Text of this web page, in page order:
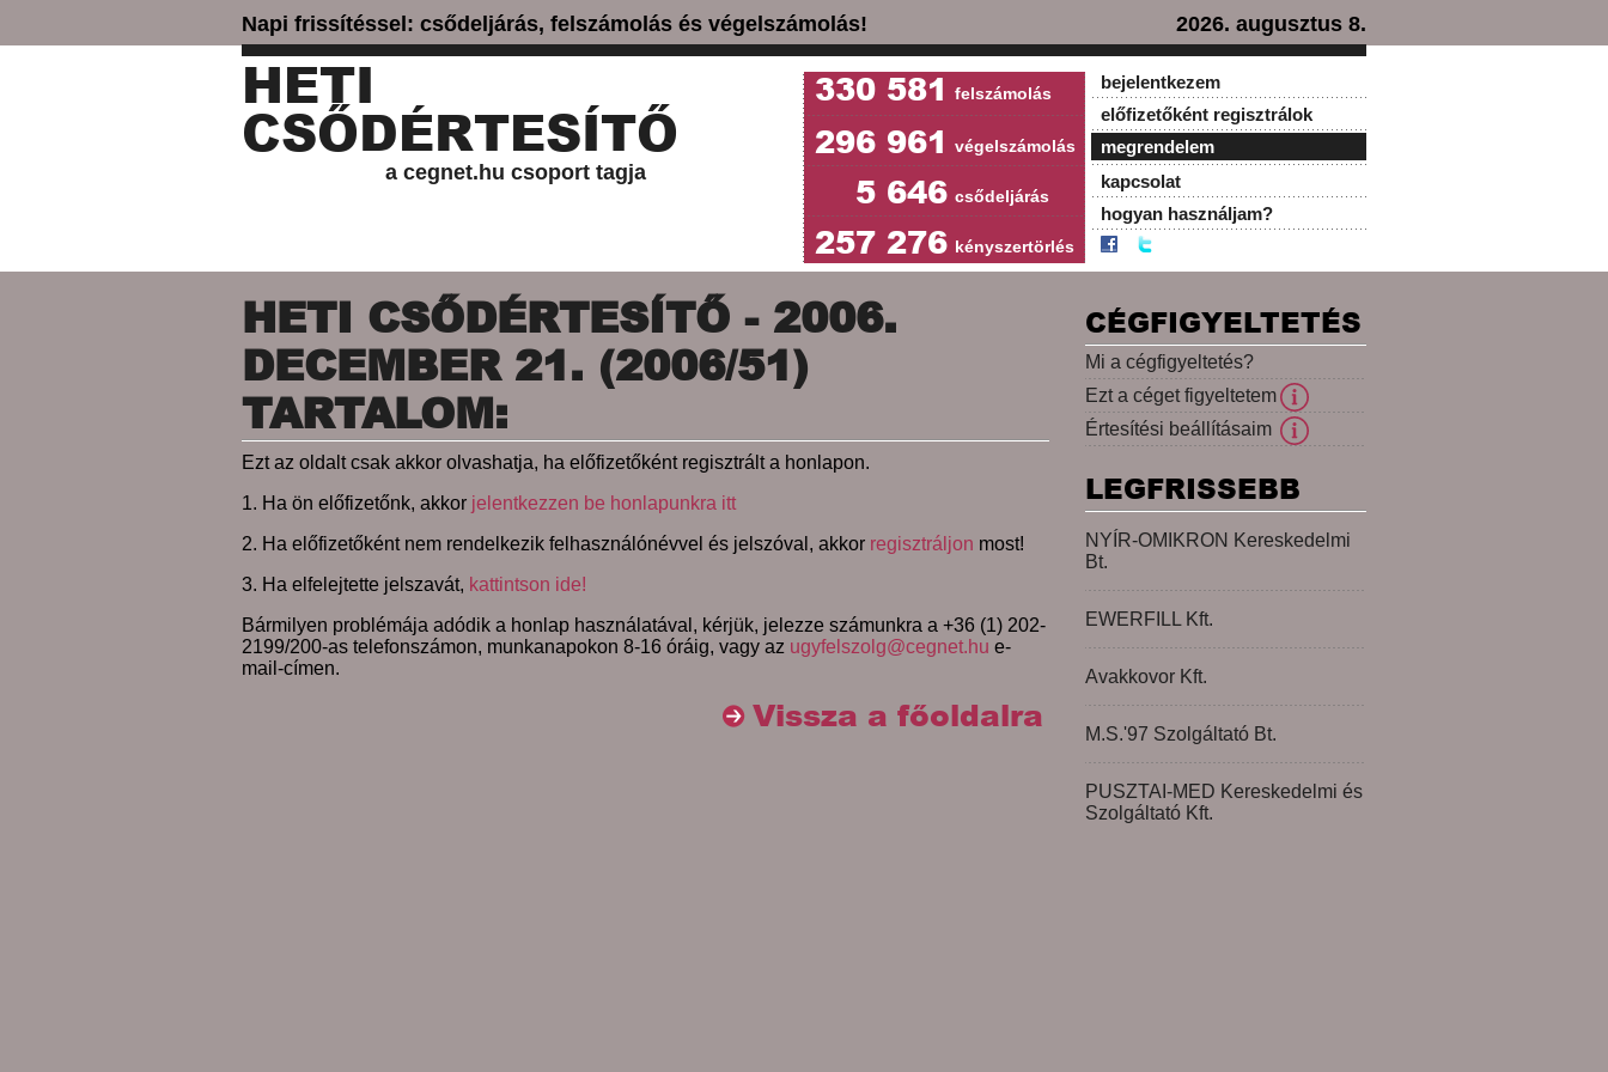
Napi frissítéssel: csődeljárás, felszámolás és végelszámolás! 2026. augusztus 8.
HETI
CSŐDÉRTESÍTŐ
a cegnet.hu csoport tagja
330 581 felszámolás
296 961 végelszámolás
5 646 csődeljárás
257 276 kényszertörlés
bejelentkezem
előfizetőként regisztrálok
megrendelem
kapcsolat
hogyan használjam?
HETI CSŐDÉRTESÍTŐ - 2006.
DECEMBER 21. (2006/51)
TARTALOM:
Ezt az oldalt csak akkor olvashatja, ha előfizetőként regisztrált a honlapon.
1. Ha ön előfizetőnk, akkor jelentkezzen be honlapunkra itt
2. Ha előfizetőként nem rendelkezik felhasználónévvel és jelszóval, akkor regisztráljon most!
3. Ha elfelejtette jelszavát, kattintson ide!
Bármilyen problémája adódik a honlap használatával, kérjük, jelezze számunkra a +36 (1) 202-
2199/200-as telefonszámon, munkanapokon 8-16 óráig, vagy az ugyfelszolg@cegnet.hu e-
mail-címen.
Vissza a főoldalra
CÉGFIGYELTETÉS
Mi a cégfigyeltetés?
Ezt a céget figyeltetem
Értesítési beállításaim
LEGFRISSEBB
NYÍR-OMIKRON Kereskedelmi
Bt.
EWERFILL Kft.
Avakkovor Kft.
M.S.'97 Szolgáltató Bt.
PUSZTAI-MED Kereskedelmi és
Szolgáltató Kft.